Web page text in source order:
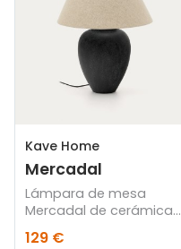
Kave Home
Mercadal
Lámpara de mesa
Mercadal de cerámica
129 €